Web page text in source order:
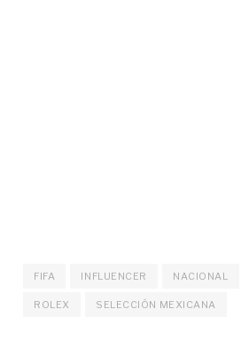
FIFA INFLUENCER NACIONAL
ROLEX SELECCIÓN MEXICANA